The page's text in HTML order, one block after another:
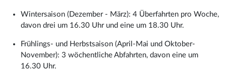
Wintersaison (Dezember - März): 4 Überfahrten pro Woche,
davon drei um 16.30 Uhr und eine um 18.30 Uhr.
Frühlings- und Herbstsaison (April-Mai und Oktober-
November): 3 wöchentliche Abfahrten, davon eine um
16.30 Uhr.